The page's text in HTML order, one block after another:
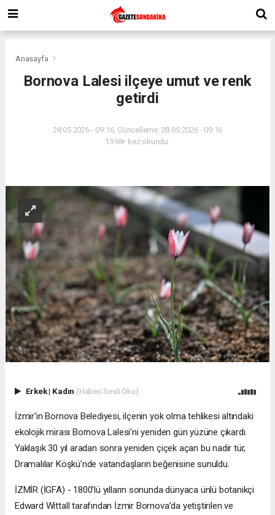
Anasayfa
Bornova Lalesi ilçeye umut ve renk
getirdi
28.05.2026 - 09:16, Güncelleme: 28.05.2026 - 09:16
1398+ kez okundu.
Erkek| Kadın (Haberi Sesli Oku)
İzmir'in Bornova Belediyesi, ilçenin yok olma tehlikesi altındaki
ekolojik mirası Bornova Lalesi’ni yeniden gün yüzüne çıkardı.
Yaklaşık 30 yıl aradan sonra yeniden çiçek açan bu nadir tür,
Dramalılar Köşkü’nde vatandaşların beğenisine sunuldu.
İZMİR (İGFA) - 1800’lü yılların sonunda dünyaca ünlü botanikçi
Edward Wittall tarafından İzmir Bornova’da yetiştirilen ve